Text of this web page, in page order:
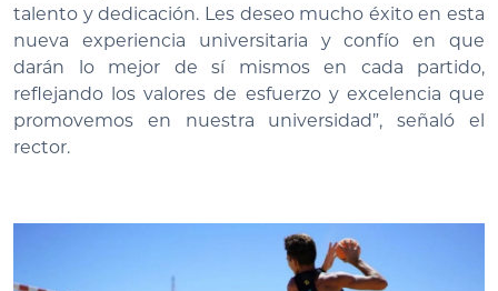
talento y dedicación. Les deseo mucho éxito en esta
nueva experiencia universitaria y confío en que
darán lo mejor de sí mismos en cada partido,
reflejando los valores de esfuerzo y excelencia que
promovemos en nuestra universidad”, señaló el
rector.